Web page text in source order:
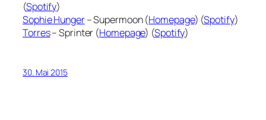
(Spotify)
Sophie Hunger– Supermoon (Homepage) (Spotify)
Torres– Sprinter (Homepage) (Spotify)
30. Mai 2015